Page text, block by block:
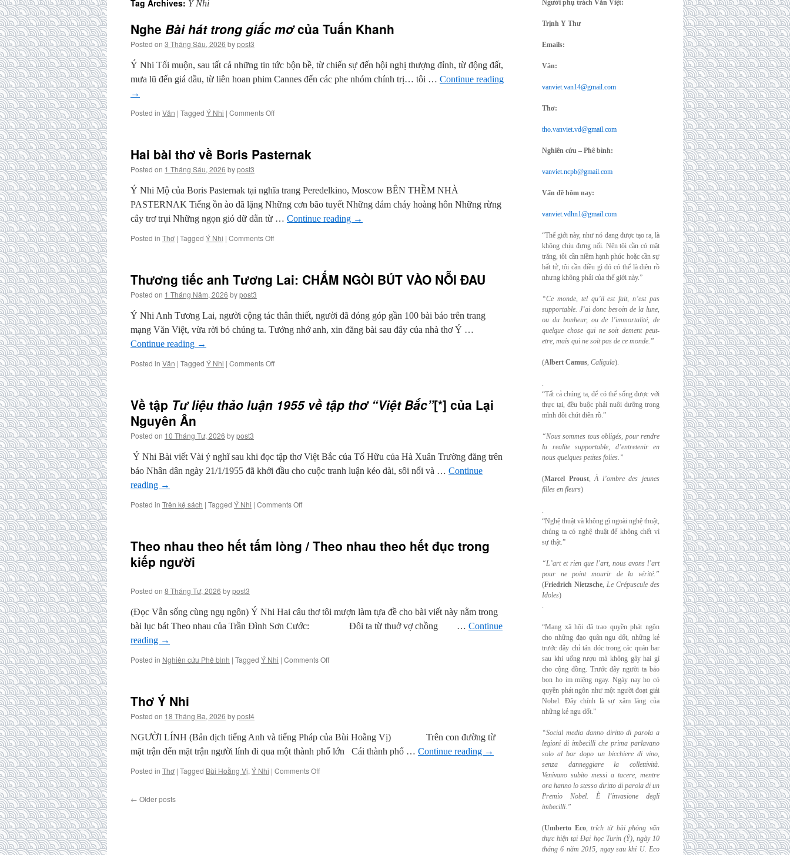
Tag Archives: Ý Nhi
Nghe Bài hát trong giấc mơcủa Tuấn Khanh
Posted on 3 Tháng Sáu, 2026 bypost3
Ý Nhi Tối muộn, sau tất cả những tin tức bộn bề, từ chiến sự đến hội nghị thượng đỉnh, từ động đất,
mưa lũ đến giá dầu, từ liên hoan phim Cannes đến các phe nhóm chính trị… tôi … Continue reading
→
Posted in Văn | Tagged Ý Nhi | Comments Offon
trong
của
Tuấn
Khanh
Hai bài thơ về Boris Pasternak
Posted on 1 Tháng Sáu, 2026 bypost3
Ý Nhi Mộ của Boris Pasternak tại nghĩa trang Peredelkino, Moscow BÊN THỀM NHÀ
PASTERNAK Tiếng ồn ào đã lặng Những cơn bão tuyết Những đám cháy hoàng hôn Những rừng
cây trơ trụi Những ngọn gió dữ dằn từ … Continue reading →
Posted in Thơ | Tagged Ý Nhi | Comments Offon
Thương tiếc anh Tương Lai: CHẤM NGÒI BÚT VÀO NỖI ĐAU
Posted on 1 Tháng Năm, 2026 bypost3
Ý Nhi Anh Tương Lai, người cộng tác thân thiết, người đã đóng góp gần 100 bài báo trên trang
mạng Văn Việt, vừa rời bỏ chúng ta. Tưởng nhớ anh, xin đăng bài sau đây của nhà thơ Ý …
Continue reading →
Posted in Văn | Tagged Ý Nhi | Comments Offon
Tương
VÀO
NỖI
Về tập Tư liệu thảo luận 1955 về tập thơ “Việt Bắc”[*] của Lại
Nguyên Ân
Posted on 10 Tháng Tư, 2026 bypost3
Ý Nhi Bài viết Vài ý nghĩ sau khi đọc tập thơ Việt Bắc của Tố Hữu của Hà Xuân Trường đăng trên
báo Nhân dân ngày 21/1/1955 đã khởi đầu cho cuộc tranh luận kéo dài, sôi nổi và … Continue
reading →
Posted in Trên kệ sách | Tagged Ý Nhi | Comments Offon
liệu
thơ
“Việt
Bắc”
Nguyên
Theo nhau theo hết tấm lòng / Theo nhau theo hết đục trong
kiếp người
Posted on 8 Tháng Tư, 2026 bypost3
(Đọc Vẫn sống cùng ngụ ngôn) Ý Nhi Hai câu thơ tôi mượn làm tựa đề cho bài viết này nằm trong
bài lục bát Theo nhau của Trần Đình Sơn Cước: Đôi ta từ thuở vợ chồng … Continue
reading →
Posted in Nghiên cứu Phê bình | Tagged Ý Nhi | Comments Offon
Theo
nhau
Thơ Ý Nhi
Posted on 18 Tháng Ba, 2026 bypost4
NGƯỜI LÍNH (Bản dịch tiếng Anh và tiếng Pháp của Bùi Hoằng Vị) Trên con đường từ
mặt trận đến mặt trận người lính đi qua một thành phố lớn Cái thành phố … Continue reading →
Posted in Thơ | Tagged Bùi Hoằng Vị, Ý Nhi | Comments Offon
← Older posts
Người phụ trách Văn Việt:
Trịnh Y Thư
Emails:
Văn:
vanviet.van14@gmail.com
Thơ:
tho.vanviet.vd@gmail.com
Nghiên cứu – Phê bình:
vanviet.ncpb@gmail.com
Vấn đề hôm nay:
vanviet.vdhn1@gmail.com
“Thế giới này, như nó đang được tạo ra, là
không chịu đựng nổi. Nên tôi cần có mặt
trăng, tôi cần niềm hạnh phúc hoặc cần sự
bất tử, tôi cần điều gì đó có thể là điên rồ
nhưng không phải của thế giới này.”
“Ce monde, tel qu’il est fait, n’est pas
supportable. J’ai donc besoin de la lune,
ou du bonheur, ou de l’immortalité, de
quelque chose qui ne soit dement peut-
etre, mais qui ne soit pas de ce monde.”
(Albert Camus, Caligula).
.
“Tất cả chúng ta, để có thể sống được với
thực tại, đều buộc phải nuôi dưỡng trong
mình đôi chút điên rồ.”
“Nous sommes tous obligés, pour rendre
la realite supportable, d’entretenir en
nous quelques petites folies.”
(Marcel Proust,À l’ombre des jeunes
filles en fleurs)
.
“Nghệ thuật và không gì ngoài nghệ thuật,
chúng ta có nghệ thuật để không chết vì
sự thật.”
“L’art et rien que l’art, nous avons l’art
pour ne point mourir de la vérité.”
(Friedrich Nietzsche, Le Crépuscule des
Idoles)
.
“Mạng xã hội đã trao quyền phát ngôn
cho những đạo quân ngu dốt, những kẻ
trước đây chỉ tán dóc trong các quán bar
sau khi uống rượu mà không gây hại gì
cho cộng đồng. Trước đây người ta bảo
bọn họ im miệng ngay. Ngày nay họ có
quyền phát ngôn như một người đoạt giải
Nobel. Đây chính là sự xâm lăng của
những kẻ ngu dốt.”
“Social media danno diritto di parola a
legioni di imbecilli che prima parlavano
solo albar dopo un bicchiere di vino,
senza danneggiare la collettività.
Venivano subito messi a tacere, mentre
ora hanno lo stesso diritto di parola di un
Premio Nobel. È l’invasione degli
imbecilli.”
(Umberto Eco,trích từ bài phỏng vấn
thực hiện tại Đại học Turin (Ý), ngày 10
tháng 6 năm 2015, ngay sau khi U. Eco